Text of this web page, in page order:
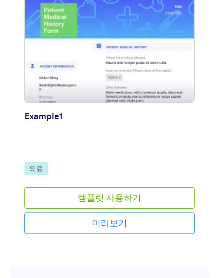
Example1
카테고리로 이동:
의료
템플릿 사용하기
미리보기